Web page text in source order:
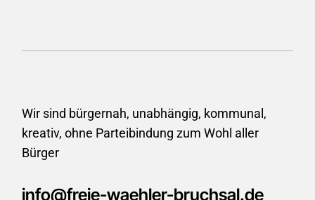
Wir sind bürgernah, unabhängig, kommunal,
kreativ, ohne Parteibindung zum Wohl aller
Bürger
info@freie-waehler-bruchsal.de